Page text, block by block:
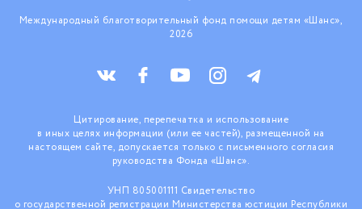
Международный благотворительный фонд помощи детям «Шанс»,
2026
Цитирование, перепечатка и использование
в иных целях информации (или ее частей), размещенной на
настоящем сайте, допускается только с письменного согласия
руководства Фонда «Шанс».
УНП 805001111 Свидетельство
о государственной регистрации Министерства юстиции Республики